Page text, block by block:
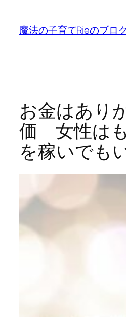
魔法の子育てRieのブロ
お金はあり
価 女性は
を稼いでも